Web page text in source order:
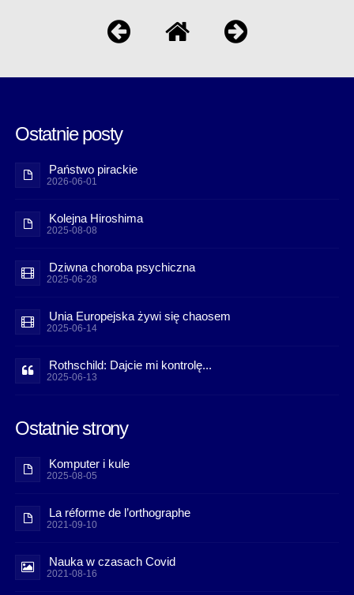
Ostatnie posty
Państwo pirackie
2026-06-01
Kolejna Hiroshima
2025-08-08
Dziwna choroba psychiczna
2025-06-28
Unia Europejska żywi się chaosem
2025-06-14
Rothschild: Dajcie mi kontrolę...
2025-06-13
Ostatnie strony
Komputer i kule
2025-08-05
La réforme de l’orthographe
2021-09-10
Nauka w czasach Covid
2021-08-16